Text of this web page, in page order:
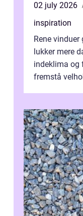
02 july 2026
inspiration
Rene vinduer
lukker mere
indeklima og
fremstå